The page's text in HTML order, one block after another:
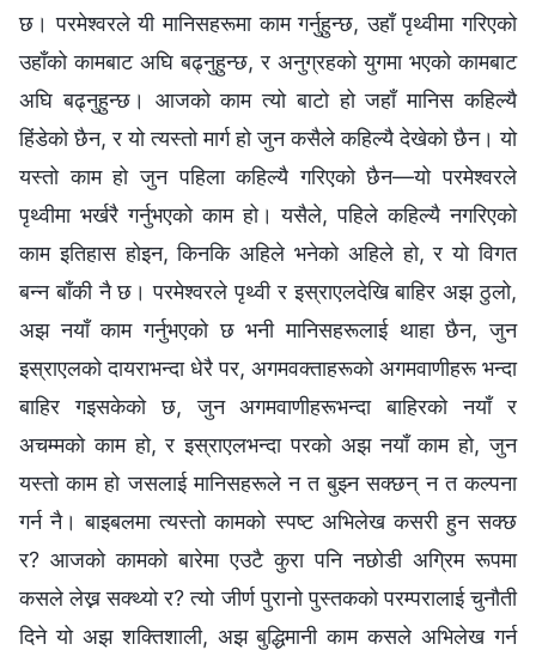
छ। परमेश्‍वरले यी मानिसहरूमा काम गर्नुहुन्छ, उहाँ पृथ्वीमा गरिएको
उहाँको कामबाट अघि बढ्नुहुन्छ, र अनुग्रहको युगमा भएको कामबाट
अघि बढ्नुहुन्छ। आजको काम त्यो बाटो हो जहाँ मानिस कहिल्यै
हिंडेको छैन, र यो त्यस्तो मार्ग हो जुन कसैले कहिल्यै देखेको छैन। यो
यस्तो काम हो जुन पहिला कहिल्यै गरिएको छैन—यो परमेश्‍वरले
पृथ्वीमा भर्खरै गर्नुभएको काम हो। यसैले, पहिले कहिल्यै नगरिएको
काम इतिहास होइन, किनकि अहिले भनेको अहिले हो, र यो विगत
बन्न बाँकी नै छ। परमेश्‍वरले पृथ्वी र इस्राएलदेखि बाहिर अझ ठुलो,
अझ नयाँ काम गर्नुभएको छ भनी मानिसहरूलाई थाहा छैन, जुन
इस्राएलको दायराभन्दा धेरै पर, अगमवक्ताहरूको अगमवाणीहरू भन्दा
बाहिर गइसकेको छ, जुन अगमवाणीहरूभन्दा बाहिरको नयाँ र
अचम्मको काम हो, र इस्राएलभन्दा परको अझ नयाँ काम हो, जुन
यस्तो काम हो जसलाई मानिसहरूले न त बुझ्न सक्छन् न त कल्पना
गर्न नै। बाइबलमा त्यस्तो कामको स्पष्ट अभिलेख कसरी हुन सक्छ
र? आजको कामको बारेमा एउटै कुरा पनि नछोडी अग्रिम रूपमा
कसले लेख्न सक्थ्यो र? त्यो जीर्ण पुरानो पुस्तकको परम्परालाई चुनौती
दिने यो अझ शक्तिशाली, अझ बुद्धिमानी काम कसले अभिलेख गर्न